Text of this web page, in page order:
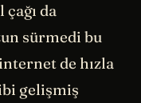
da
sürmedi bu
de hızla
gelişmiş